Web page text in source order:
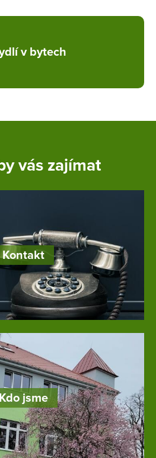
v bytech
vás zajímat
Kontakt
Kdo jsme